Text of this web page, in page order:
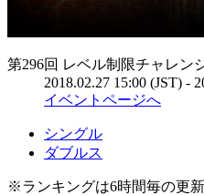
第296回 レベル制限チャレン
2018.02.27 15:00 (JST) -
イベントページへ
シングル
ダブルス
※ランキングは6時間毎の更